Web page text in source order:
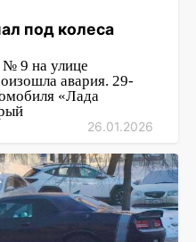
под колеса
№ 9 на улице
авария. 29-
«Лада
26.01.2026